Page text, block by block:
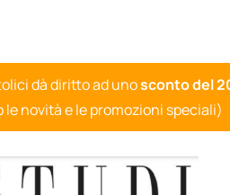
dà diritto ad unosconto del
le novità e le promozioni speciali)